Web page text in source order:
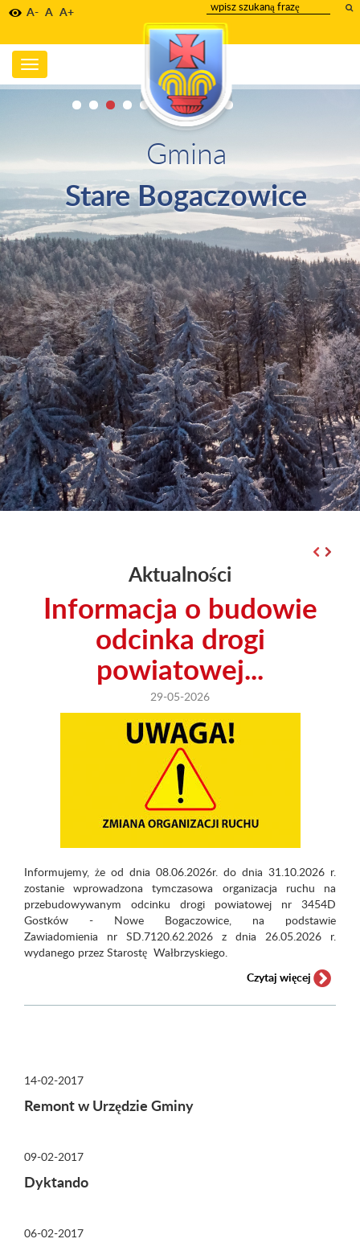
A- A A+
wpisz
szukany
tekst
Toggle
navigation
Gmina
Stare Bogaczowice
Aktualności
Informacja o budowie
odcinka drogi
powiatowej...
29-05-2026
Informujemy, że od dnia 08.06.2026r. do dnia 31.10.2026 r.
zostanie wprowadzona tymczasowa organizacja ruchu na
przebudowywanym odcinku drogi powiatowej nr 3454D
Gostków - Nowe Bogaczowice, na podstawie
Zawiadomienia nr SD.7120.62.2026 z dnia 26.05.2026 r.
wydanego przez Starostę Wałbrzyskiego.
Czytaj więcej
14-02-2017
Remont w Urzędzie Gminy
09-02-2017
Dyktando
06-02-2017